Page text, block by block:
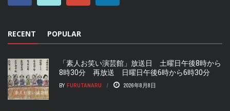
RECENT POPULAR
「素人お笑い演芸館」放送日 土曜日午後8時から
8時30分 再放送 日曜日午後6時から6時30分
BY FURUTANARU 2026年8月8日